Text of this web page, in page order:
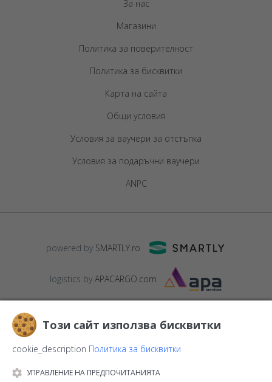
За нас
Магазини
Политика за поверителност
Политика за бисквитки
Карта на сайта
Общи условия
Условия за ваучери за отстъпка
Условия за подаръчни ваучери
ANPC
powered by SMARTLY.ro
logistics by APACARGO.com
Този сайт използва бисквитки
cookie_description Политика за бисквитки
УПРАВЛЕНИЕ НА ПРЕДПОЧИТАНИЯТА